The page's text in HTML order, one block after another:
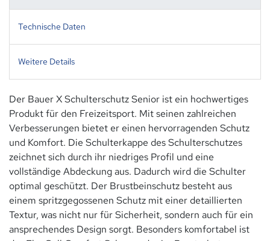
Technische Daten
Weitere Details
Der Bauer X Schulterschutz Senior ist ein hochwertiges
Produkt für den Freizeitsport. Mit seinen zahlreichen
Verbesserungen bietet er einen hervorragenden Schutz
und Komfort. Die Schulterkappe des Schulterschutzes
zeichnet sich durch ihr niedriges Profil und eine
vollständige Abdeckung aus. Dadurch wird die Schulter
optimal geschützt. Der Brustbeinschutz besteht aus
einem spritzgegossenen Schutz mit einer detaillierten
Textur, was nicht nur für Sicherheit, sondern auch für ein
ansprechendes Design sorgt. Besonders komfortabel ist